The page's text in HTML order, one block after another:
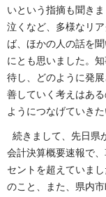
いという指摘も聞き
泣くなど、多様なリ
ば、ほかの人の話を
にとも思いました。
待し、どのように発
善していく考えはあ
ようにつなげていき
続きまして、先日県
会計決算概要速報で
セントを超えていま
のこと、また、県内